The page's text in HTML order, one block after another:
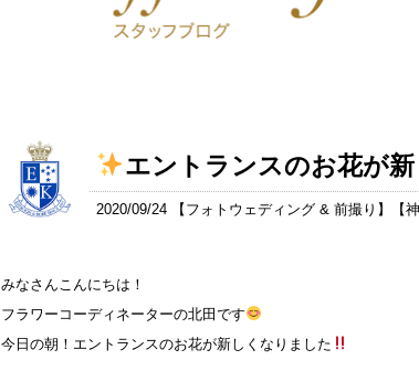
エントランスのお花が
2020/09/24 【フォトウェディング & 前撮り 】【
みなさんこんにちは！
フラワーコーディネーターの北田です
今日の朝！エントランスのお花が新しくなりました